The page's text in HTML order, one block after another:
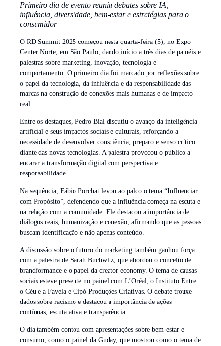
Primeiro dia de evento reuniu debates sobre IA,
influência, diversidade, bem-estar e estratégias para o
consumidor
O RD Summit 2025 começou nesta quarta-feira (5), no Expo
Center Norte, em São Paulo, dando início a três dias de painéis e
palestras sobre marketing, inovação, tecnologia e
comportamento. O primeiro dia foi marcado por reflexões sobre
o papel da tecnologia, da influência e da responsabilidade das
marcas na construção de conexões mais humanas e de impacto
real.
Entre os destaques, Pedro Bial discutiu o avanço da inteligência
artificial e seus impactos sociais e culturais, reforçando a
necessidade de desenvolver consciência, preparo e senso crítico
diante das novas tecnologias. A palestra provocou o público a
encarar a transformação digital com perspectiva e
responsabilidade.
Na sequência, Fábio Porchat levou ao palco o tema “Influenciar
com Propósito”, defendendo que a influência começa na escuta e
na relação com a comunidade. Ele destacou a importância de
diálogos reais, humanização e conexão, afirmando que as pessoas
buscam identificação e não apenas conteúdo.
A discussão sobre o futuro do marketing também ganhou força
com a palestra de Sarah Buchwitz, que abordou o conceito de
brandformance e o papel da creator economy. O tema de causas
sociais esteve presente no painel com L’Oréal, o Instituto Entre
o Céu e a Favela e Cipó Produções Criativas. O debate trouxe
dados sobre racismo e destacou a importância de ações
contínuas, escuta ativa e transparência.
O dia também contou com apresentações sobre bem-estar e
consumo, como o painel da Guday, que mostrou como o tema de